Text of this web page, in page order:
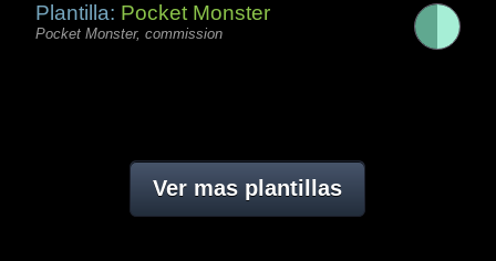
Plantilla: Pocket Monster
Pocket Monster, commission
Ver mas plantillas